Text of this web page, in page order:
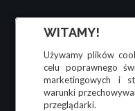
WITAMY!
Używamy plików
celu poprawnego
marketingowych i
warunki
przeglądarki.